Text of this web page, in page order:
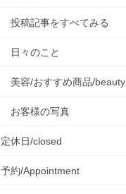
投稿記事をすべてみる
日々のこと
美容/おすすめ商品/beauty
お客様の写真
定休日/closed
予約/Appointment